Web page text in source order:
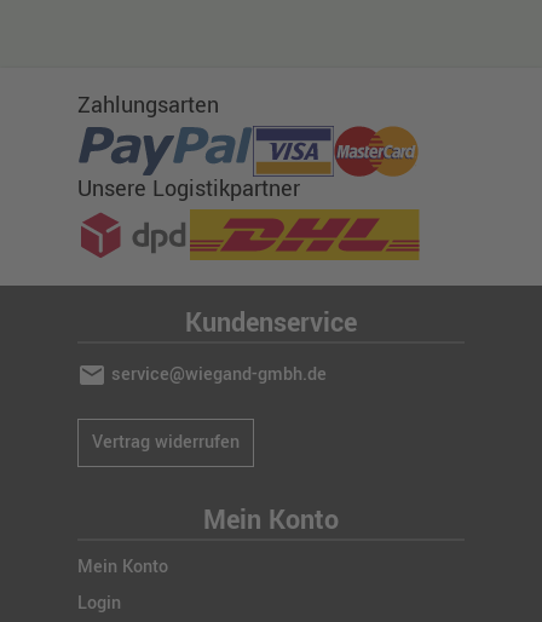
Zahlungsarten
Unsere Logistikpartner
Kundenservice
mail service@wiegand-gmbh.de
Vertrag widerrufen
Mein Konto
Mein Konto
Login